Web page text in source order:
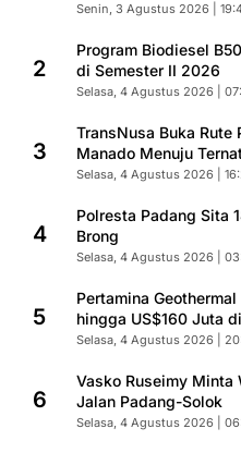
Senin, 3 Agustus 2026 |
2
Program Biodiesel
di Semester II 2026
Selasa, 4 Agustus 2026 |
3
TransNusa Buka Rute
Manado Menuju
Selasa, 4 Agustus 2026 |
4
Polresta Padang Sita
Brong
Selasa, 4 Agustus 2026 |
5
Pertamina
hingga US$160 Juta
Selasa, 4 Agustus 2026 |
6
Vasko Ruseimy Minta
Jalan Padang-Solok
Selasa, 4 Agustus 2026 |